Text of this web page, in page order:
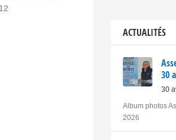
ACTUALITÉS
30
30
Album photos
2026